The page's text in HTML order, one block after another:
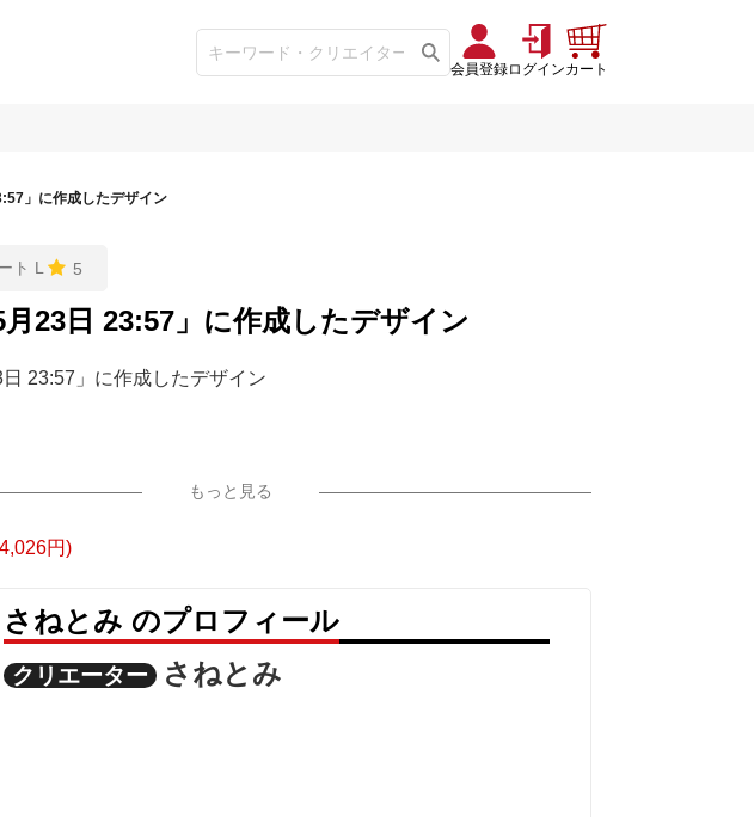
会員登録ログインカート
」に作成したデザイン
ト L 5
月23日 23:57」に作成したデザイン
日 23:57」に作成したデザイン
もっと見る
円)
さねとみ のプロフィール
クリエーター さねとみ